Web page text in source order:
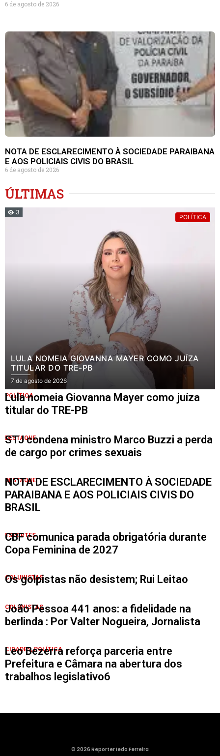
6 de agosto de 2026
NOTA DE ESCLARECIMENTO À SOCIEDADE PARAIBANA
E AOS POLICIAIS CIVIS DO BRASIL
6 de agosto de 2026
ÚLTIMAS
3
POLÍTICA
LULA NOMEIA GIOVANNA MAYER COMO JUÍZA
TITULAR DO TRE-PB
7 de agosto de 2026
POLÍTICA
Lula nomeia Giovanna Mayer como juíza
titular do TRE-PB
DESTAQUE
STJ condena ministro Marco Buzzi a perda
de cargo por crimes sexuais
DESTAQUE
NOTA DE ESCLARECIMENTO À SOCIEDADE
PARAIBANA E AOS POLICIAIS CIVIS DO
BRASIL
ESPORTES
CBF comunica parada obrigatória durante
Copa Feminina de 2027
COLUNISTAS
Os golpistas não desistem; Rui Leitao
COLUNISTAS
João Pessoa 441 anos: a fidelidade na
berlinda : Por Valter Nogueira, Jornalista
CIDADES,POLÍTICA
Leo Bezerra reforça parceria entre
Prefeitura e Câmara na abertura dos
trabalhos legislativo6
© 2026 Reporter Iedo Ferreira